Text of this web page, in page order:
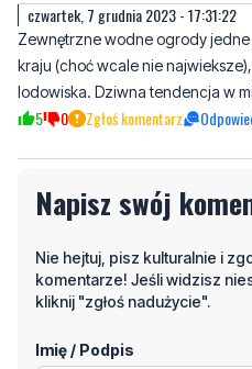
czwartek, 7 grudnia 2023 - 17:31:22
Zewnętrzne wodne ogrody
kraju (choć wcale nie
lodowiska. Dziwna tendencja w
5 0 Zgłoś komentarz
Napisz swój
Nie hejtuj, pisz kulturalnie i
komentarze! Jeśli widzisz
kliknij "zgłoś nadużycie".
Imię / Podpis